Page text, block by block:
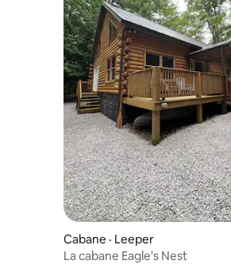
Cabane · Leeper
La cabane Eagle's Nest